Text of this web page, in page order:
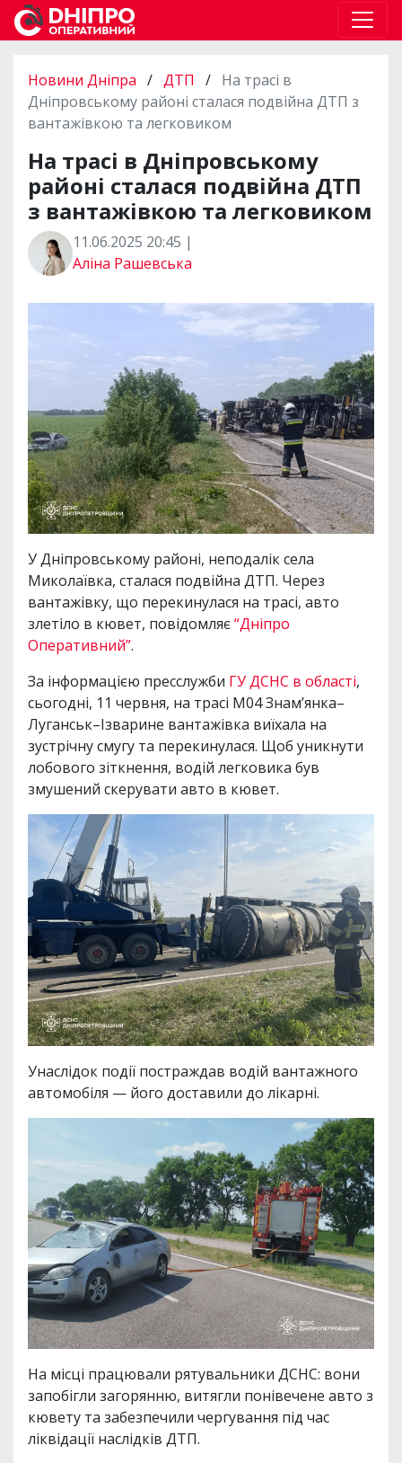
Новини Дніпра / ДТП / На трасі в
Дніпровському районі сталася подвійна ДТП з
вантажівкою та легковиком
На трасі в Дніпровському
районі сталася подвійна ДТП
з вантажівкою та легковиком
11.06.2025 20:45 |
Аліна Рашевська
У Дніпровському районі, неподалік села
Миколаївка, сталася подвійна ДТП. Через
вантажівку, що перекинулася на трасі, авто
злетіло в кювет, повідомляє“Дніпро
Оперативний”.
За інформацією пресслужби ГУ ДСНС в області,
сьогодні, 11 червня, на трасі М04 Знам’янка–
Луганськ–Ізварине вантажівка виїхала на
зустрічну смугу та перекинулася. Щоб уникнути
лобового зіткнення, водій легковика був
змушений скерувати авто в кювет.
Унаслідок події постраждав водій вантажного
автомобіля — його доставили до лікарні.
На місці працювали рятувальники ДСНС: вони
запобігли загорянню, витягли понівечене авто з
кювету та забезпечили чергування під час
ліквідації наслідків ДТП.